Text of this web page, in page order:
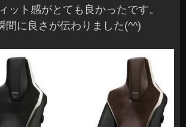
ット感がとても良かったです。
間に良さが伝わりました(^^)